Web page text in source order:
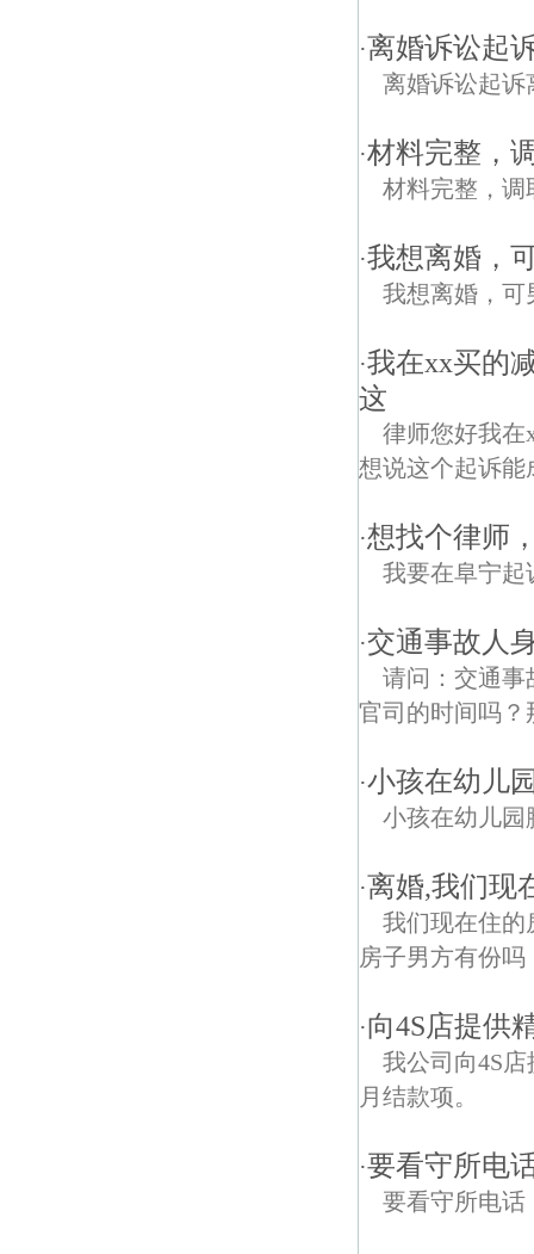
·离婚诉讼起
离婚诉讼起诉
·材料完整，
材料完整，调
·我想离婚，
我想离婚，可
·我在xx买的
这
律师您好我在
想说这个起诉能
·想找个律师
我要在阜宁起
·交通事故人
请问：交通事
官司的时间吗？
·小孩在幼儿
小孩在幼儿园
·离婚,我们现
我们现在住的
房子男方有份吗
·向4S店提供
我公司向4S
月结款项。
·要看守所电
要看守所电话